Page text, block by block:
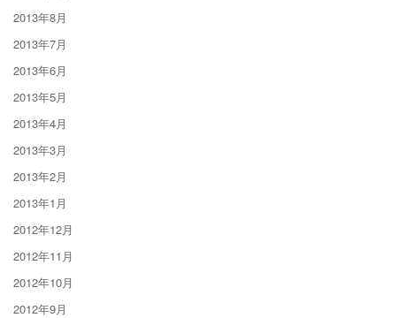
2013年8月
2013年7月
2013年6月
2013年5月
2013年4月
2013年3月
2013年2月
2013年1月
2012年12月
2012年11月
2012年10月
2012年9月